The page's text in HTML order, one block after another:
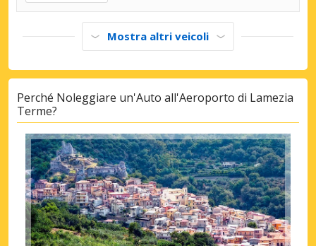
Mostra altri veicoli
Perché Noleggiare un'Auto all'Aeroporto di Lamezia
Terme?